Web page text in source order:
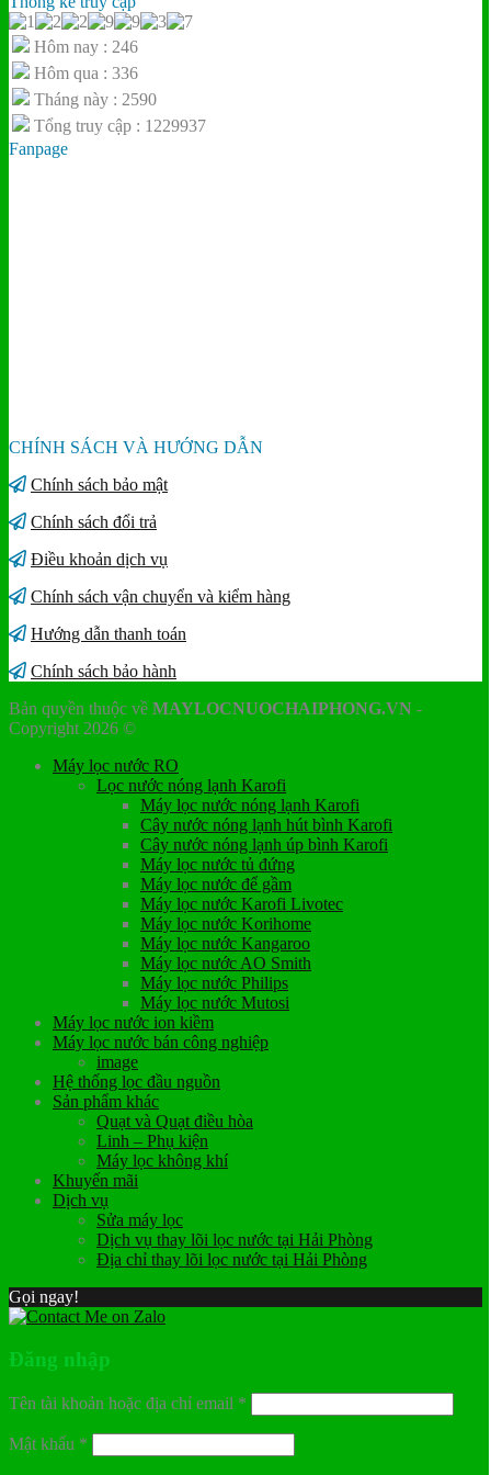
Hôm nay : 246
Hôm qua : 336
Tháng này : 2590
Tổng truy cập : 1229937
Fanpage
CHÍNH SÁCH VÀ HƯỚNG DẪN
Chính sách bảo mật
Chính sách đổi trả
Điều khoản dịch vụ
Chính sách vận chuyển và kiểm hàng
Hướng dẫn thanh toán
Chính sách bảo hành
Bản quyền thuộc về MAYLOCNUOCHAIPHONG.VN -
Copyright 2026 ©
Máy lọc nước RO
Lọc nước nóng lạnh Karofi
Máy lọc nước nóng lạnh Karofi
Cây nước nóng lạnh hút bình Karofi
Cây nước nóng lạnh úp bình Karofi
Máy lọc nước tủ đứng
Máy lọc nước để gầm
Máy lọc nước Karofi Livotec
Máy lọc nước Korihome
Máy lọc nước Kangaroo
Máy lọc nước AO Smith
Máy lọc nước Philips
Máy lọc nước Mutosi
Máy lọc nước ion kiềm
Máy lọc nước bán công nghiệp
image
Hệ thống lọc đầu nguồn
Sản phẩm khác
Quạt và Quạt điều hòa
Linh – Phụ kiện
Máy lọc không khí
Khuyến mãi
Dịch vụ
Sửa máy lọc
Dịch vụ thay lõi lọc nước tại Hải Phòng
Địa chỉ thay lõi lọc nước tại Hải Phòng
Gọi ngay!
Đăng nhập
Tên tài khoản hoặc địa chỉ email *
Mật khẩu *